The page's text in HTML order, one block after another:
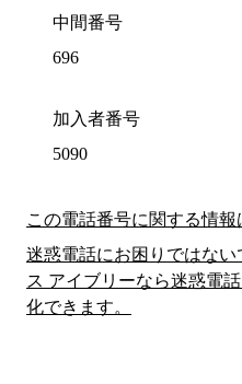
中間番号
696
加入者番号
5090
この電話番号に関する情報
迷惑電話にお困りではな
ス アイブリーなら迷惑電
化できます。